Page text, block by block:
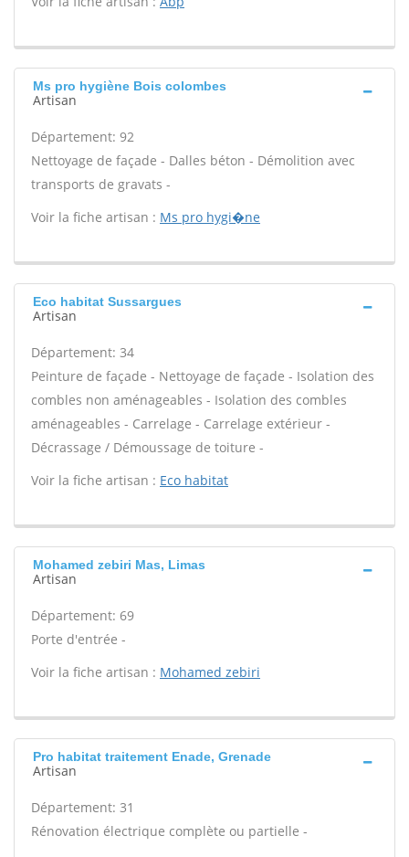
Ms pro hygiène Bois colombes
Artisan
Département: 92
Nettoyage de façade - Dalles béton - Démolition avec
transports de gravats -
Voir la fiche artisan : Ms pro hygi�ne
Eco habitat Sussargues
Artisan
Département: 34
Peinture de façade - Nettoyage de façade - Isolation des
combles non aménageables - Isolation des combles
aménageables - Carrelage - Carrelage extérieur -
Décrassage / Démoussage de toiture -
Voir la fiche artisan : Eco habitat
Mohamed zebiri Mas, Limas
Artisan
Département: 69
Porte d'entrée -
Voir la fiche artisan : Mohamed zebiri
Pro habitat traitement Enade, Grenade
Artisan
Département: 31
Rénovation électrique complète ou partielle -